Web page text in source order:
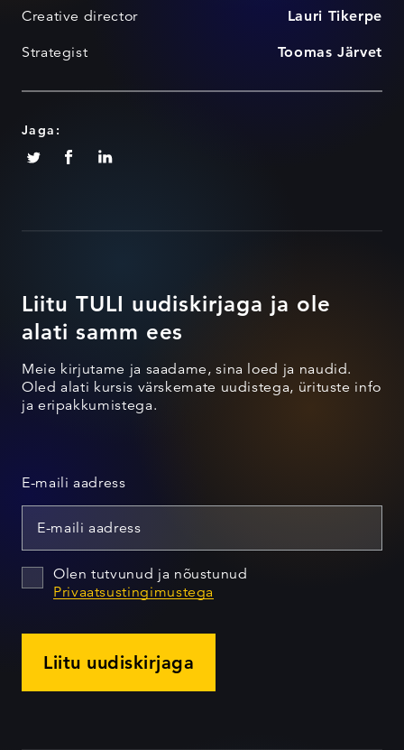
Creative director Lauri Tikerpe
Strategist Toomas Järvet
Jaga:
Liitu TULI uudiskirjaga ja ole
alati samm ees
Meie kirjutame ja saadame, sina loed ja naudid.
Oled alati kursis värskemate uudistega, ürituste info
ja eripakkumistega.
E-maili aadress
Olen tutvunud ja nõustunud
Privaatsustingimustega
Liitu uudiskirjaga